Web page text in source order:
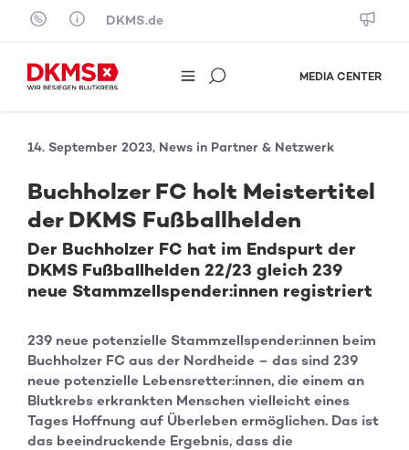
Skip to content
DKMS.de
MEDIA CENTER
14. September 2023, News in Partner & Netzwerk
Buchholzer FC holt Meistertitel
der DKMS Fußballhelden
Der Buchholzer FC hat im Endspurt der
DKMS Fußballhelden 22/23 gleich 239
neue Stammzellspender:innen registriert
239 neue potenzielle Stammzellspender:innen beim
Buchholzer FC aus der Nordheide – das sind 239
neue potenzielle Lebensretter:innen, die einem an
Blutkrebs erkrankten Menschen vielleicht eines
Tages Hoffnung auf Überleben ermöglichen. Das ist
das beeindruckende Ergebnis, dass die